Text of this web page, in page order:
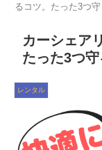
るコツ。たった3つ
カーシェア
たった3つ
レンタル